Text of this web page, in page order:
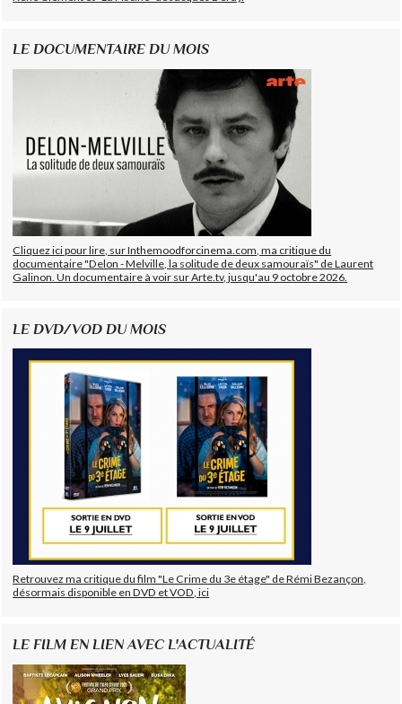
LE DOCUMENTAIRE DU MOIS
Cliquez ici pour lire, sur Inthemoodforcinema.com, ma critique du
documentaire "Delon - Melville, la solitude de deux samouraïs" de Laurent
Galinon. Un documentaire à voir sur Arte.tv, jusqu'au 9 octobre 2026.
LE DVD/VOD DU MOIS
Retrouvez ma critique du film "Le Crime du 3e étage" de Rémi Bezançon,
désormais disponible en DVD et VOD, ici
LE FILM EN LIEN AVEC L'ACTUALITÉ